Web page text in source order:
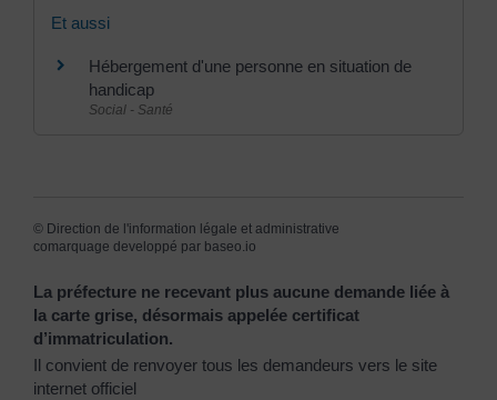
Et aussi
Hébergement d'une personne en situation de
handicap
Social - Santé
© Direction de l'information légale et administrative
comarquage developpé par baseo.io
La préfecture ne recevant plus aucune demande liée à
la carte grise, désormais appelée certificat
d’immatriculation.
Il convient de renvoyer tous les demandeurs vers le site
internet officiel